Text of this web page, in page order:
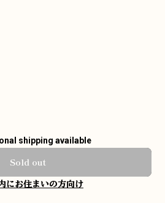
shipping available
Sold out
にお住まいの方向け